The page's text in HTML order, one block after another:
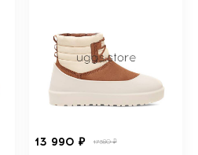
13 990 ₽ 17380 ₽